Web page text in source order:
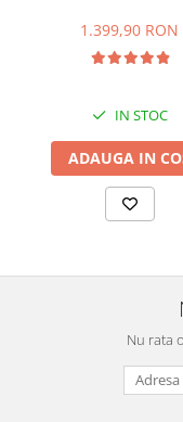
sticla, H 125 cm,
1.399,90 RON
IN STOC
ADAUGA IN
Nu rata